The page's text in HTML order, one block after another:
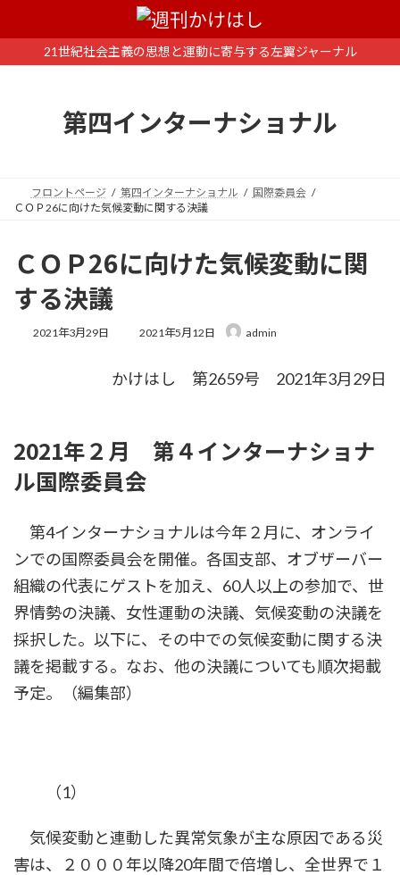
ン
ー
21世紀社会主義の思想と運動に寄与する左翼ジャーナル
第四インターナショナル
フロントページ 第四インターナショナル
国際委員会
ＣＯＰ26に向けた気候変動に関する決議
ＣＯＰ26に向けた気候変動に関
する決議
2021年3月29日
最
新
2021年5月12日 admin
かけはし 第2659号 2021年3月29日
2021年２月 第４インターナショナ
ル国際委員会
第4インターナショナルは今年２月に、オンライ
ンでの国際委員会を開催。各国支部、オブザーバー
組織の代表にゲストを加え、60人以上の参加で、世
界情勢の決議、女性運動の決議、気候変動の決議を
採択した。以下に、その中での気候変動に関する決
議を掲載する。なお、他の決議についても順次掲載
予定。（編集部）
（1）
気候変動と連動した異常気象が主な原因である災
害は、２０００年以降20年間で倍増し、全世界で１